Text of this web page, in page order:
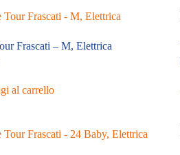
a
Frascati – M, Elettrica
al carrello